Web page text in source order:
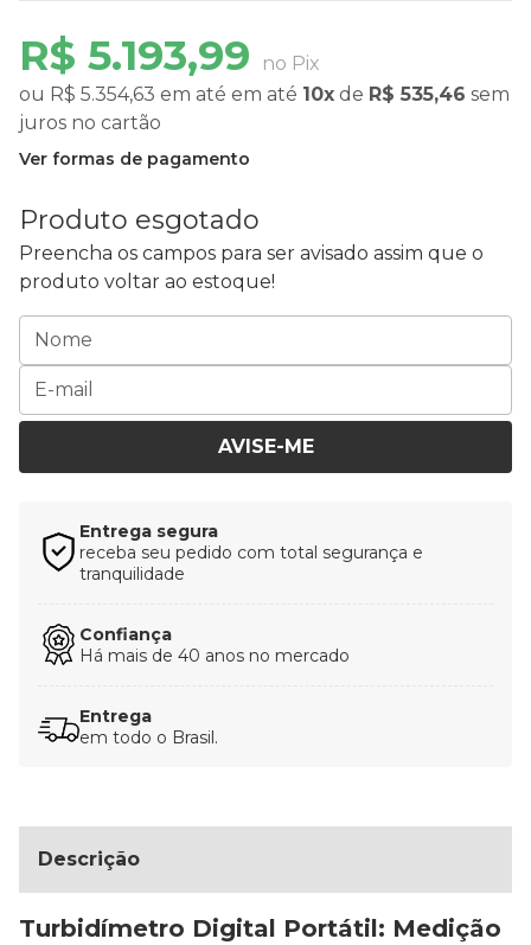
R$ 5.193,99
no Pix
ou R$ 5.354,63 em até em até 10x de R$ 535,46 sem
juros no cartão
Ver formas de pagamento
Produto esgotado
Preencha os campos para ser avisado assim que o
produto voltar ao estoque!
AVISE-ME
Entrega segura
receba seu pedido com total segurança e
tranquilidade
Confiança
Há mais de 40 anos no mercado
Entrega
em todo o Brasil.
Descrição
Turbidímetro Digital Portátil: Medição